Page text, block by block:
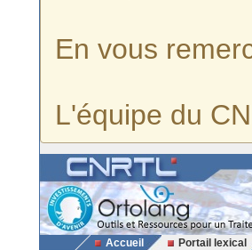
En vous
L'équipe du
Accueil Portail lexical